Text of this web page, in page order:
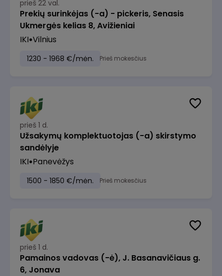
prieš 22 val.
Prekių surinkėjas (-a) - pickeris, Senasis
Ukmergės kelias 8, Avižieniai
IKI Vilnius
1230 - 1968 €/mėn. Prieš mokesčius
prieš 1 d.
Užsakymų komplektuotojas (-a) skirstymo
sandėlyje
IKI Panevėžys
1500 - 1850 €/mėn. Prieš mokesčius
prieš 1 d.
Pamainos vadovas (-ė), J. Basanavičiaus g.
6, Jonava